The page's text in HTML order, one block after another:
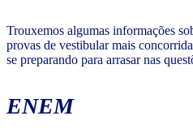
Trouxemos algumas informações
provas de vestibular mais
se preparando para arrasar nas
ENEM